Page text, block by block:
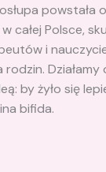
powstała
całej Polsce,
i
by żyło się
bifida.